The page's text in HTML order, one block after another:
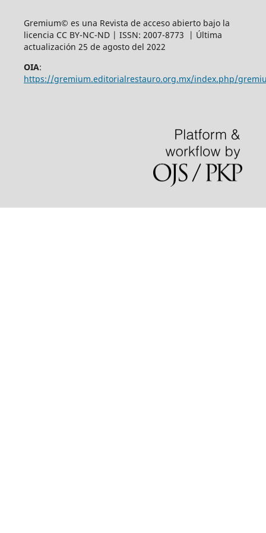
Gremium© es una Revista de acceso abierto bajo la
licencia CC BY-NC-ND | ISSN: 2007-8773 | Última
actualización 25 de agosto del 2022
OIA:
https://gremium.editorialrestauro.org.mx/index.php/